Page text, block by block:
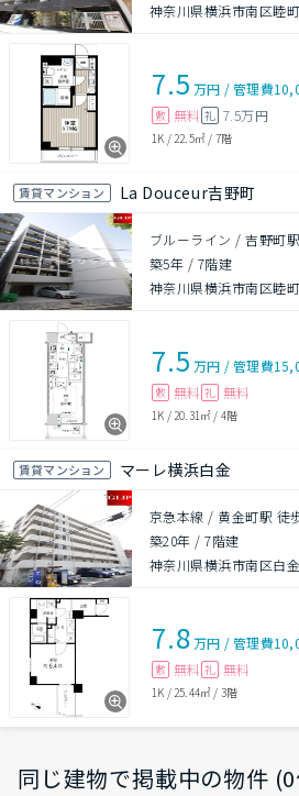
神奈川県横浜市南区睦
7.5 万円 /管理費
敷 無料 礼 7.5万円
1K / 22.5㎡ / 7階
賃貸マンション La Douceur吉野町
ブルーライン / 吉野町
築5年 / 7階建
神奈川県横浜市南区睦
7.5 万円 /管理費
敷 無料 礼 無料
1K / 20.31㎡ / 4階
賃貸マンション マーレ横浜白金
京急本線 / 黄金町駅 徒
築20年 /7階建
神奈川県横浜市南区白
7.8万円 /管理費
敷 無料 礼 無料
1K / 25.44㎡ / 3階
同じ建物で掲載中の物件